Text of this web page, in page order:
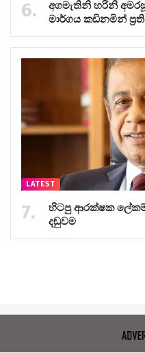
අගමැතිනි හරිනි
මාර්ගය කඩිනමින්
LATEST
හිටපු ආරක්ෂක
දඬුවම